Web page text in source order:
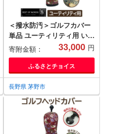
＜撥水防汚＞ゴルフカバー
単品 ユーティリティ用 いち
ご泥棒(赤)Fabric by ベスト
オブモリス【1588156】
寄附金額： 33,000 円
ふるさとチョイス
長野県 茅野市